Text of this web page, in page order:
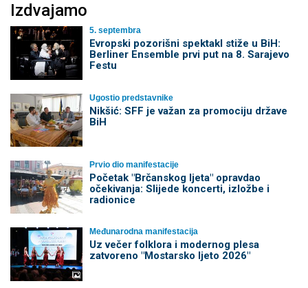
Izdvajamo
5. septembra
Evropski pozorišni spektakl stiže u BiH:
Berliner Ensemble prvi put na 8. Sarajevo
Festu
Ugostio predstavnike
Nikšić: SFF je važan za promociju države
BiH
Prvio dio manifestacije
Početak "Brčanskog ljeta" opravdao
očekivanja: Slijede koncerti, izložbe i
radionice
Međunarodna manifestacija
Uz večer folklora i modernog plesa
zatvoreno "Mostarsko ljeto 2026"